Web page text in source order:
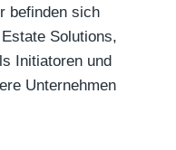
befinden sich
Solutions,
Initiatoren und
Unternehmen